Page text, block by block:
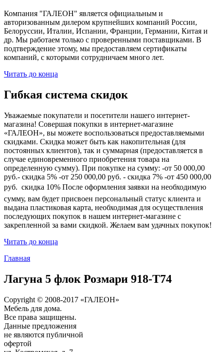
Компания "ГАЛЕОН" является официальным и
авторизованным дилером крупнейших компаний России,
Белоруссии, Италии, Испании, Франции, Германии, Китая и
др. Мы работаем только с проверенными поставщиками. В
подтверждение этому, мы предоставляем сертификаты
компаний, с которыми сотрудничаем много лет.
Читать до конца
Гибкая система скидок
Уважаемые покупатели и посетители нашего интернет-
магазина! Совершая покупки в интернет-магазине
«ГАЛЕОН», вы можете воспользоваться предоставляемыми
скидками. Скидка может быть как накопительная (для
постоянных клиентов), так и суммарная (предоставляется в
случае единовременного приобретения товара на
определенную сумму). При покупке на сумму: -от 50 000,00
руб.- скидка 5% -от 250 000,00 руб. - скидка 7% -от 450 000,00
руб.  скидка 10% После оформления заявки на необходимую
сумму, вам будет присвоен персональный статус клиента и
выдана пластиковая карта, необходимая для осуществления
последующих покупок в нашем интернет-магазине с
закрепленной за вами скидкой. Желаем вам удачных покупок!
Читать до конца
Главная
Лагуна 5 флок Розмари 918-Т74
Copyright © 2008-2017 «ГАЛЕОН»
Мебель для дома.
Все права защищены.
Данные предложения
не являются публичной
офертой